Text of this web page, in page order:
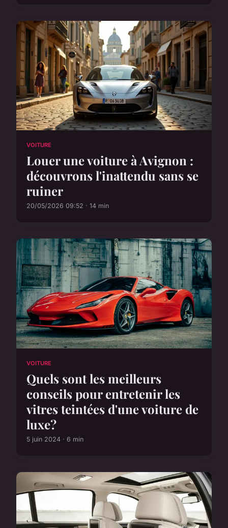
VOITURE
Louer une voiture à Avignon :
découvrons l'inattendu sans se
ruiner
20/05/2026 09:52 · 14 min
VOITURE
Quels sont les meilleurs
conseils pour entretenir les
vitres teintées d'une voiture de
luxe?
5 juin 2024 · 6 min